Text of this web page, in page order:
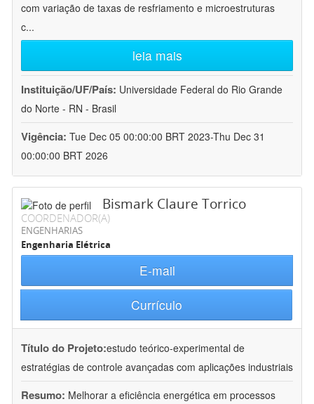
com variação de taxas de resfriamento e microestruturas
c...
leia mais
Instituição/UF/País: Universidade Federal do Rio Grande
do Norte - RN - Brasil
Vigência: Tue Dec 05 00:00:00 BRT 2023-Thu Dec 31
00:00:00 BRT 2026
Bismark Claure Torrico
COORDENADOR(A)
ENGENHARIAS
Engenharia Elétrica
E-mail
Currículo
Título do Projeto:estudo teórico-experimental de
estratégias de controle avançadas com aplicações industriais
Resumo: Melhorar a eficiência energética em processos